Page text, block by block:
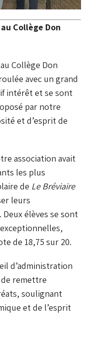
Collège Don
Collège Don
avec un grand
intérêt et se sont
par notre
et d’esprit de
association avait
les plus
de Le Bréviaire
leurs
élèves se sont
de 18,75 sur 20.
d’administration
remettre
soulignant
et de l’esprit